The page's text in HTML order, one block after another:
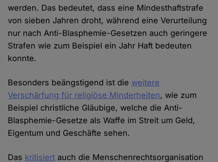
werden. Das bedeutet, dass eine Mindesthaftstrafe
von sieben Jahren droht, während eine Verurteilung
nur nach Anti-Blasphemie-Gesetzen auch geringere
Strafen wie zum Beispiel ein Jahr Haft bedeuten
konnte.
Besonders beängstigend ist die weitere
Verschärfung für religiöse Minderheiten, wie zum
Beispiel christliche Gläubige, welche die Anti-
Blasphemie-Gesetze als Waffe im Streit um Geld,
Eigentum und Geschäfte sehen.
Das kritisiert auch die Menschenrechtsorganisation